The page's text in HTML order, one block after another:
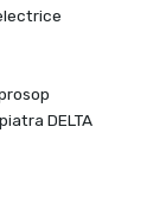
DELTA